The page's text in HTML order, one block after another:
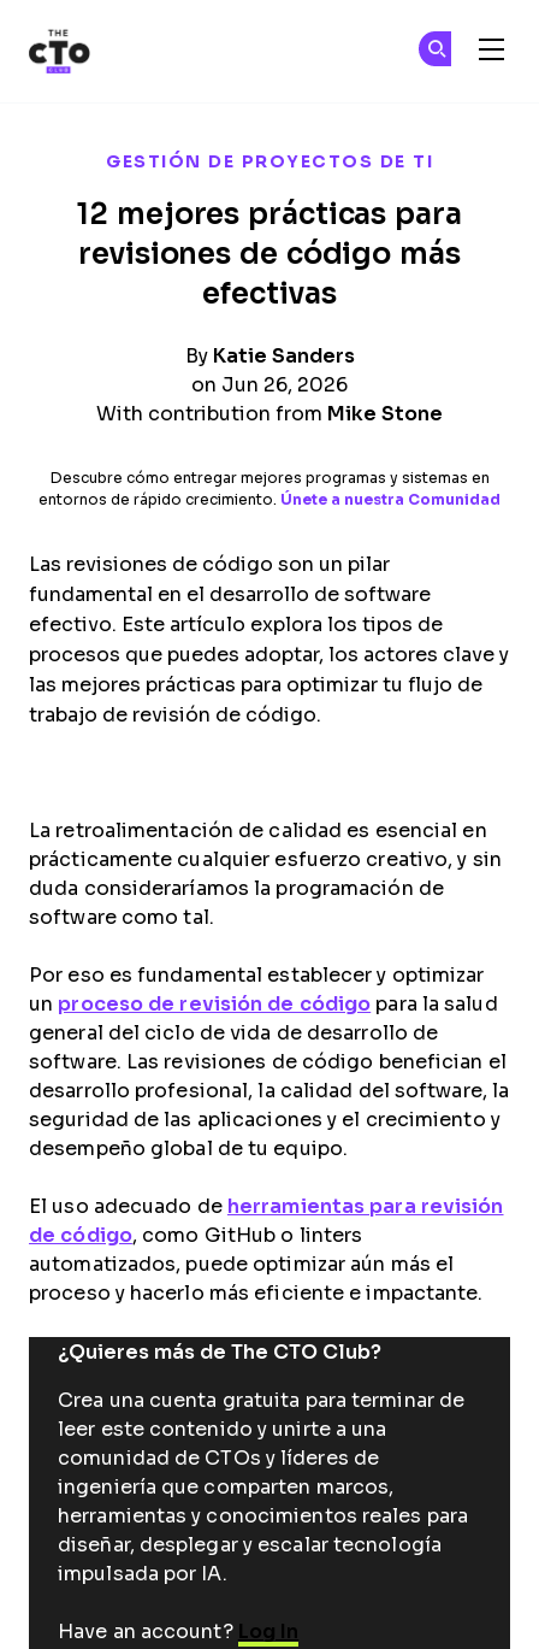
GESTIÓN DE PROYECTOS DE TI
12 mejores prácticas para
revisiones de código más
efectivas
By Katie Sanders
on Jun 26, 2026
With contribution from Mike Stone
Descubre cómo entregar mejores programas y sistemas en
entornos de rápido crecimiento. Únete a nuestra Comunidad
Las revisiones de código son un pilar
fundamental en el desarrollo de software
efectivo. Este artículo explora los tipos de
procesos que puedes adoptar, los actores clave y
las mejores prácticas para optimizar tu flujo de
trabajo de revisión de código.
La retroalimentación de calidad es esencial en
prácticamente cualquier esfuerzo creativo, y sin
duda consideraríamos la programación de
software como tal.
Por eso es fundamental establecer y optimizar
un proceso de revisión de código para la salud
general del ciclo de vida de desarrollo de
software. Las revisiones de código benefician el
desarrollo profesional, la calidad del software, la
seguridad de las aplicaciones y el crecimiento y
desempeño global de tu equipo.
El uso adecuado de herramientas para revisión
de código, como GitHub o linters
automatizados, puede optimizar aún más el
proceso y hacerlo más eficiente e impactante.
¿Quieres más de The CTO Club?
Crea una cuenta gratuita para terminar de
leer este contenido y unirte a una
comunidad de CTOs y líderes de
ingeniería que comparten marcos,
herramientas y conocimientos reales para
diseñar, desplegar y escalar tecnología
impulsada por IA.
Have an account? Log In